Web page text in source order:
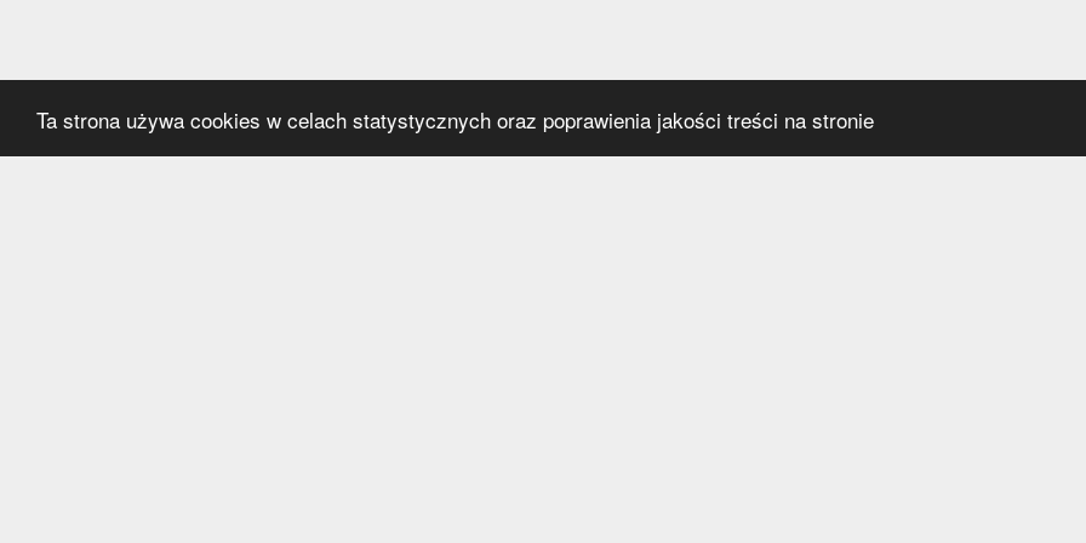
Ta strona używa cookies w celach statystycznych oraz poprawienia jakości treści na stronie